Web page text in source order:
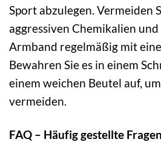
Sport abzulegen. Vermeiden
aggressiven Chemikalien
Armband regelmäßig mit
Bewahren Sie es in einem
einem weichen Beutel auf,
vermeiden.
FAQ – Häufig gestellte